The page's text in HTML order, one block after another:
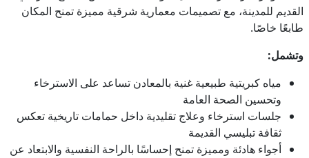
القديم للمدينة، مع تصميمات معمارية شرقية مميزة تمنح المكان
طابعًا خاصًا.
وتشمل:
مياه كبريتية طبيعية غنية بالمعادن تساعد على الاسترخاء
وتحسين الصحة العامة
جلسات استرخاء وعلاج تقليدية داخل حمامات تاريخية تعكس
ثقافة تبليسي القديمة
أجواء هادئة ومميزة تمنح إحساسًا بالراحة النفسية والابتعاد عن